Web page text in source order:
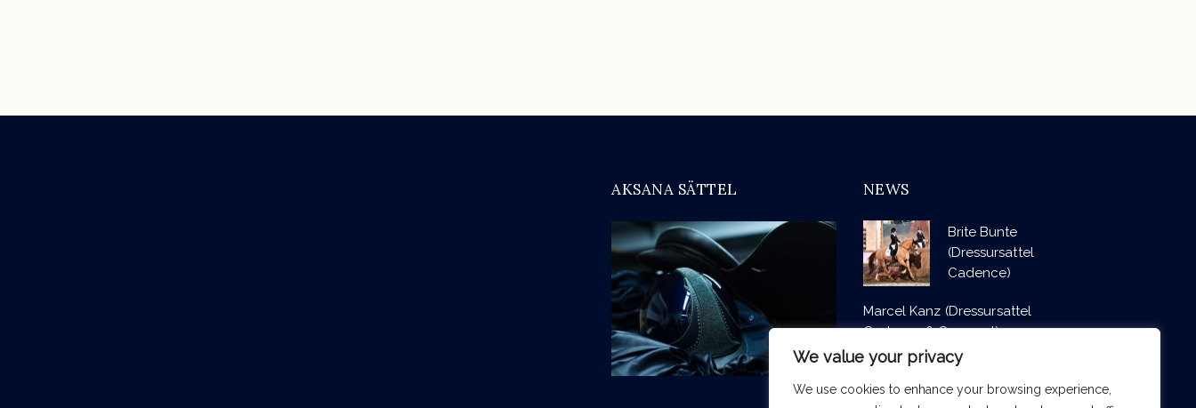
We value your privacy
We use cookies to enhance your browsing experience,
AKSANA SÄTTEL NEWS
Brite Bunte
(Dressursattel
Cadence)
Marcel Kanz (Dressursattel
Cadence & Concept)
Borja Carrascosa (Dressursattel
Cadence)